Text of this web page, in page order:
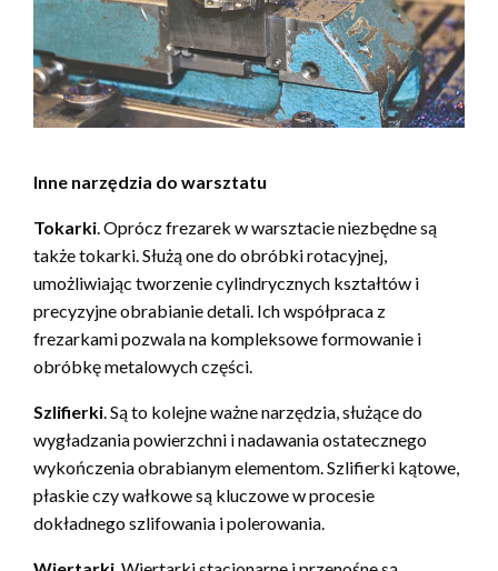
Inne narzędzia do warsztatu
Tokarki . Oprócz frezarek w warsztacie niezbędne są
także tokarki. Służą one do obróbki rotacyjnej,
umożliwiając tworzenie cylindrycznych kształtów i
precyzyjne obrabianie detali. Ich współpraca z
frezarkami pozwala na kompleksowe formowanie i
obróbkę metalowych części.
Szlifierki . Są to kolejne ważne narzędzia, służące do
wygładzania powierzchni i nadawania ostatecznego
wykończenia obrabianym elementom. Szlifierki kątowe,
płaskie czy wałkowe są kluczowe w procesie
dokładnego szlifowania i polerowania.